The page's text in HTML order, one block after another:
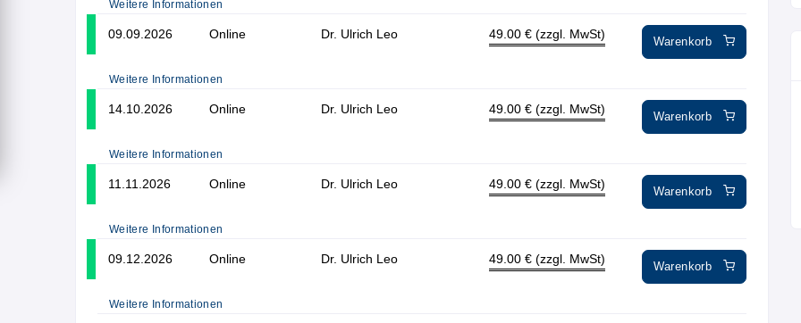
Weitere Informationen
09.09.2026 Online Dr. Ulrich Leo 49.00€ (zzgl. MwSt)
Warenkorb
Weitere Informationen
14.10.2026 Online Dr. Ulrich Leo 49.00€ (zzgl. MwSt)
Warenkorb
Weitere Informationen
11.11.2026 Online Dr. Ulrich Leo 49.00€ (zzgl. MwSt)
Warenkorb
Weitere Informationen
09.12.2026 Online Dr. Ulrich Leo 49.00€ (zzgl. MwSt)
Warenkorb
Weitere Informationen